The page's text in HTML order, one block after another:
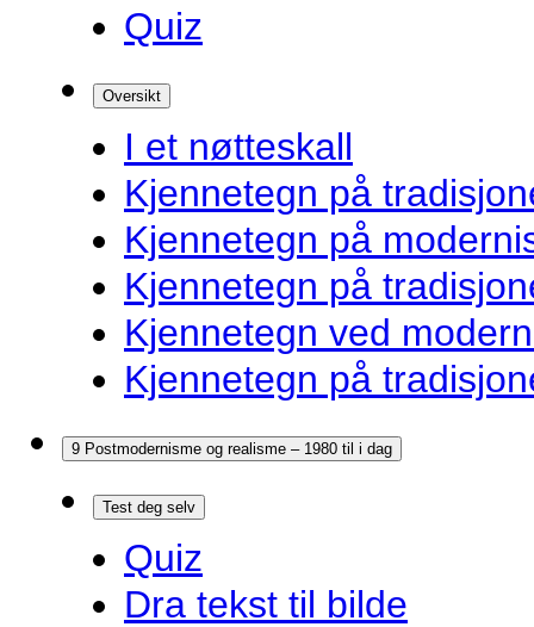
Quiz
Oversikt
I et nøtteskall
Kjennetegn på
Kjennetegn på
Kjennetegn på
Kjennetegn ved
Kjennetegn på
9 Postmodernisme og realisme – 1980 til i dag
Test deg selv
Quiz
Dra tekst til bilde